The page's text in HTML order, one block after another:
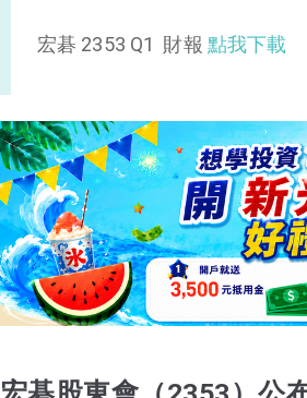
宏碁 2353 Q1 財報 點我下載